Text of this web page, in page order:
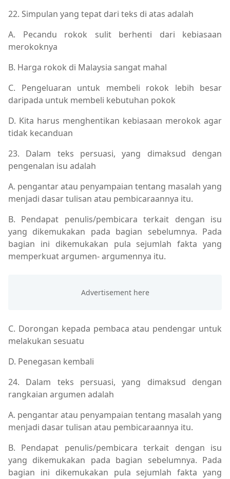
22. Simpulan yang tepat dari teks di atas adalah
A. Pecandu rokok sulit berhenti dari kebiasaan
merokoknya
B. Harga rokok di Malaysia sangat mahal
C. Pengeluaran untuk membeli rokok lebih besar
daripada untuk membeli kebutuhan pokok
D. Kita harus menghentikan kebiasaan merokok agar
tidak kecanduan
23. Dalam teks persuasi, yang dimaksud dengan
pengenalan isu adalah
A. pengantar atau penyampaian tentang masalah yang
menjadi dasar tulisan atau pembicaraannya itu.
B. Pendapat penulis/pembicara terkait dengan isu
yang dikemukakan pada bagian sebelumnya. Pada
bagian ini dikemukakan pula sejumlah fakta yang
memperkuat argumen- argumennya itu.
C. Dorongan kepada pembaca atau pendengar untuk
melakukan sesuatu
D. Penegasan kembali
24. Dalam teks persuasi, yang dimaksud dengan
rangkaian argumen adalah
A. pengantar atau penyampaian tentang masalah yang
menjadi dasar tulisan atau pembicaraannya itu.
B. Pendapat penulis/pembicara terkait dengan isu
yang dikemukakan pada bagian sebelumnya. Pada
bagian ini dikemukakan pula sejumlah fakta yang